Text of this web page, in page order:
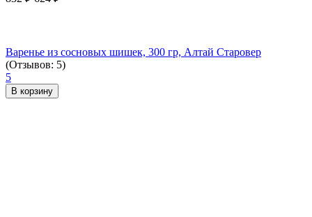
Варенье из сосновых шишек, 300 гр, Алтай Старовер
(Отзывов: 5)
5
В корзину